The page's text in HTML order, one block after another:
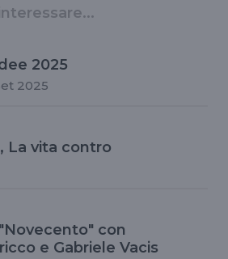
2025
2025
La vita contro
con
e Gabriele Vacis